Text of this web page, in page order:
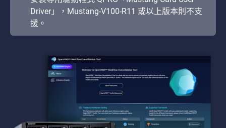
Driver」，Mustang-V100-R11 或以上版本則不支
援。